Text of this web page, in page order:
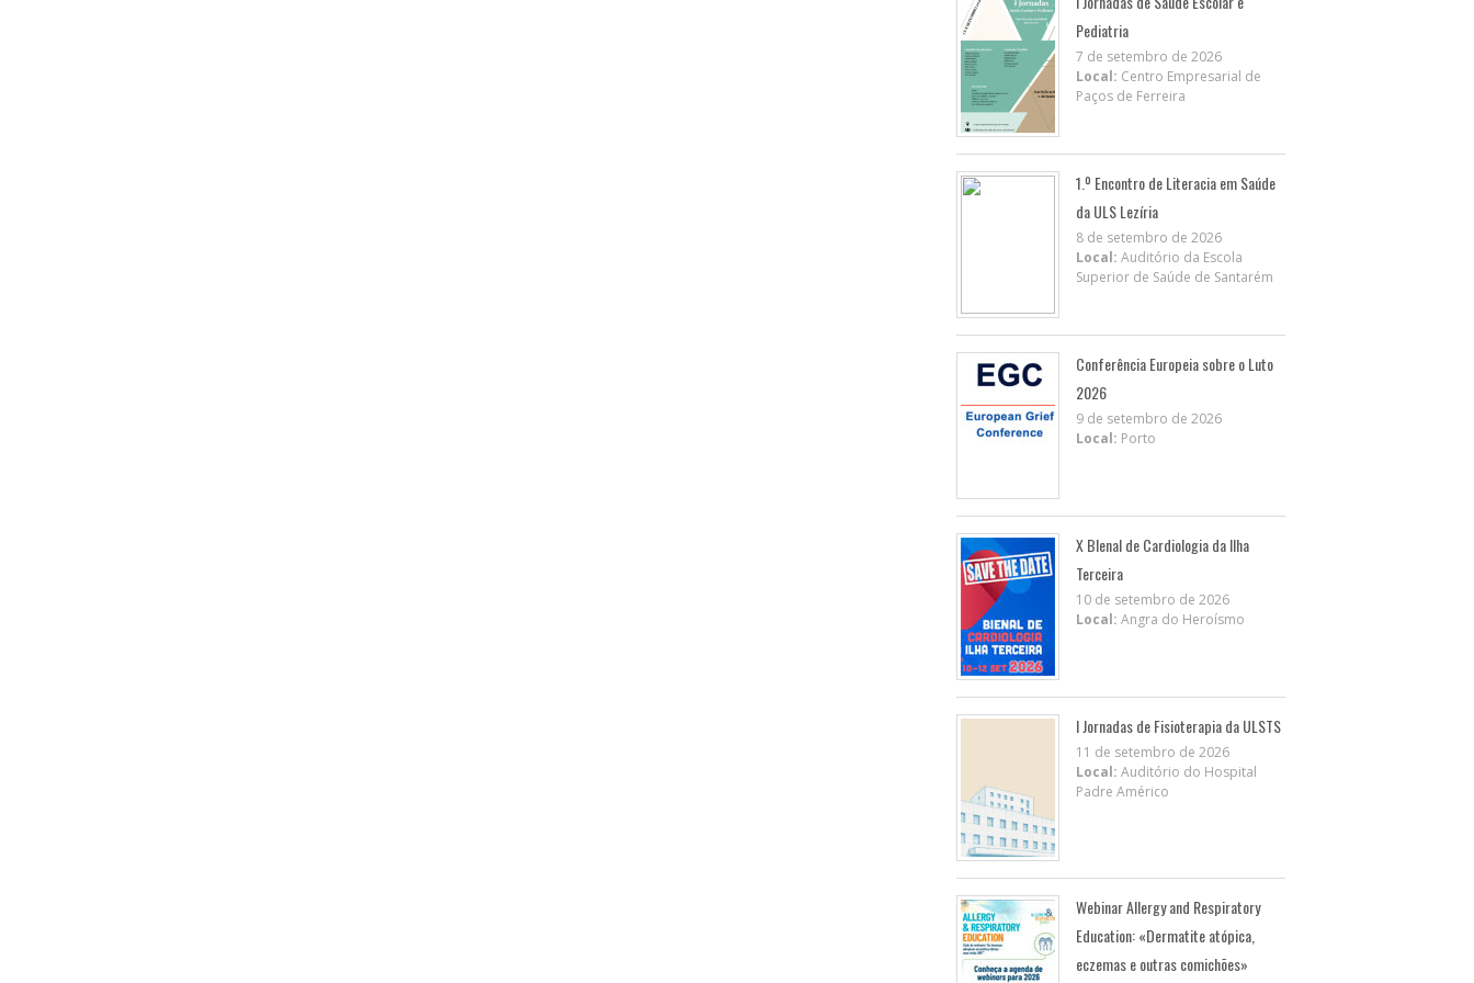
Pediatria
7 de setembro de 2026
Local: Centro Empresarial de
Paços de Ferreira
1.º Encontro de Literacia em Saúde
da ULS Lezíria
8 de setembro de 2026
Local: Auditório da Escola
Superior de Saúde de Santarém
Conferência Europeia sobre o Luto
2026
9 de setembro de 2026
Local: Porto
X BIenal de Cardiologia da Ilha
Terceira
10 de setembro de 2026
Local: Angra do Heroísmo
I Jornadas de Fisioterapia da ULSTS
11 de setembro de 2026
Local: Auditório do Hospital
Padre Américo
Webinar Allergy and Respiratory
Education: «Dermatite atópica,
eczemas e outras comichões»